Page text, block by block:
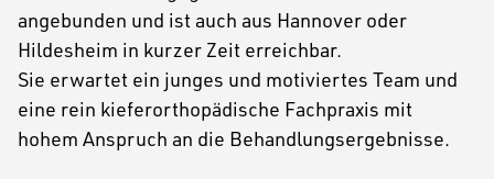
angebunden und ist auch aus Hannover oder
Hildesheim in kurzer Zeit erreichbar.
Sie erwartet ein junges und motiviertes Team und
eine rein kieferorthopädische Fachpraxis mit
hohem Anspruch an die Behandlungsergebnisse.